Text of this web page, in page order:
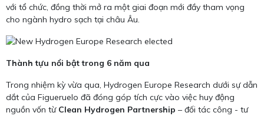
với tổ chức, đồng thời mở ra một giai đoạn mới đầy tham vọng
cho ngành hydro sạch tại châu Âu.
Thành tựu nổi bật trong 6 năm qua
Trong nhiệm kỳ vừa qua, Hydrogen Europe Research dưới sự dẫn
dắt của Figueruelo đã đóng góp tích cực vào việc huy động
nguồn vốn từ Clean Hydrogen Partnership – đối tác công - tư